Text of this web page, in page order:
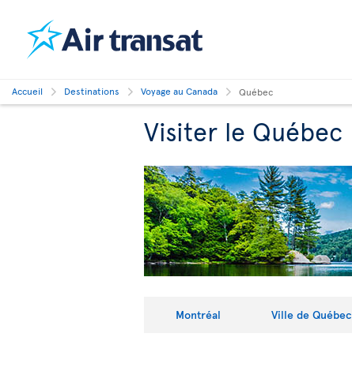
Accueil Destinations Voyage au Canada Québec
Visiter le Québec
Montréal Ville de Québec